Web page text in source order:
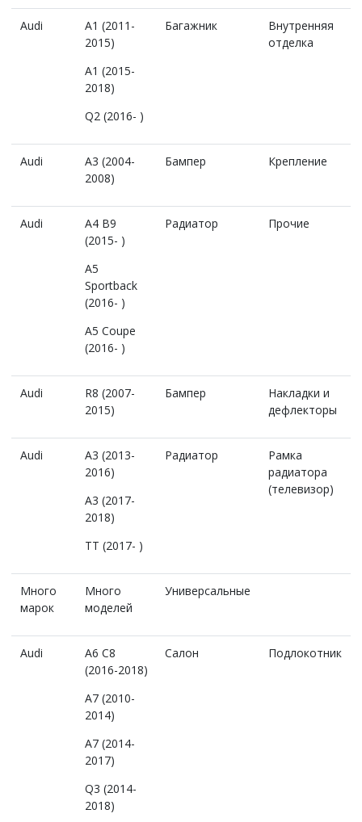
Audi
A1 (2011-
2015)
A1 (2015-
2018)
Q2 (2016- )
Багажник
Внутренняя
отделка
Audi
A3 (2004-
2008)
Бампер Крепление
Audi
A4 B9
(2015- )
A5
Sportback
(2016- )
A5 Coupe
(2016- )
Радиатор Прочие
Audi
R8 (2007-
2015)
Бампер
Накладки и
дефлекторы
Audi
A3 (2013-
2016)
A3 (2017-
2018)
TT (2017- )
Радиатор
Рамка
радиатора
(телевизор)
Много
марок
Много
моделей
Универсальные
Audi
A6 C8
(2016-2018)
A7 (2010-
2014)
A7 (2014-
2017)
Q3 (2014-
2018)
Салон Подлокотник